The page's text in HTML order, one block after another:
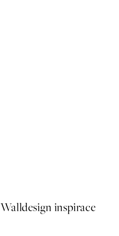
Walldesign inspirace